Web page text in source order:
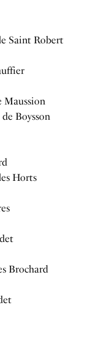
Saint Robert
Maussion
Boysson
Horts
Brochard